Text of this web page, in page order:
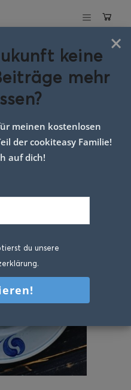
×
keine
mehr
meinen kostenlosen
der cookiteasy Familie!
auf dich!
du unsere